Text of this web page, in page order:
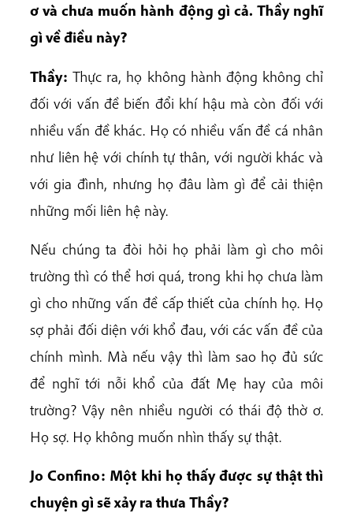
ơ và chưa muốn hành động gì cả. Thầy nghĩ
gì về điều này?
Thầy: Thực ra, họ không hành động không chỉ
đối với vấn đề biến đổi khí hậu mà còn đối với
nhiều vấn đề khác. Họ có nhiều vấn đề cá nhân
như liên hệ với chính tự thân, với người khác và
với gia đình, nhưng họ đâu làm gì để cải thiện
những mối liên hệ này.
Nếu chúng ta đòi hỏi họ phải làm gì cho môi
trường thì có thể hơi quá, trong khi họ chưa làm
gì cho những vấn đề cấp thiết của chính họ. Họ
sợ phải đối diện với khổ đau, với các vấn đề của
chính mình. Mà nếu vậy thì làm sao họ đủ sức
để nghĩ tới nỗi khổ của đất Mẹ hay của môi
trường? Vậy nên nhiều người có thái độ thờ ơ.
Họ sợ. Họ không muốn nhìn thấy sự thật.
Jo Confino: Một khi họ thấy được sự thật thì
chuyện gì sẽ xảy ra thưa Thầy?